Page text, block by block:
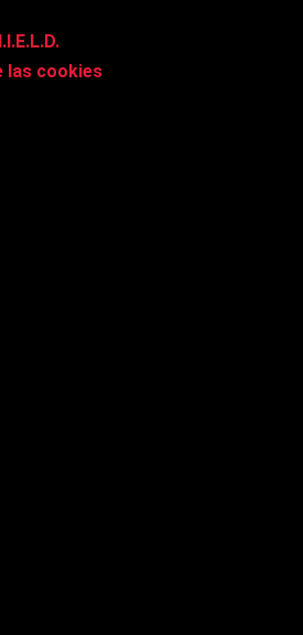
las cookies